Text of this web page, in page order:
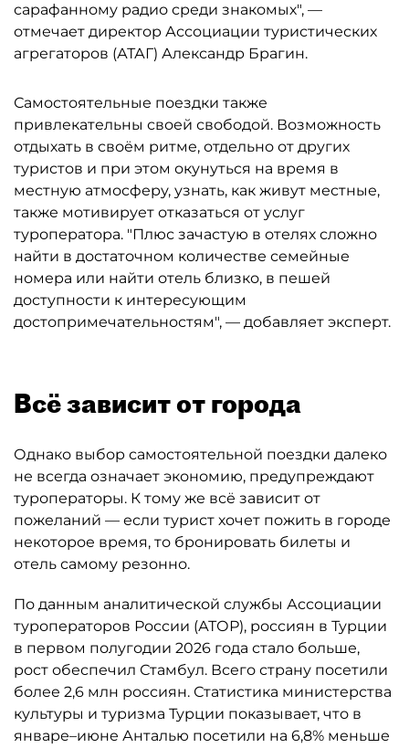
сарафанному радио среди знакомых", —
отмечает директор Ассоциации туристических
агрегаторов (АТАГ) Александр Брагин.
Самостоятельные поездки также
привлекательны своей свободой. Возможность
отдыхать в своём ритме, отдельно от других
туристов и при этом окунуться на время в
местную атмосферу, узнать, как живут местные,
также мотивирует отказаться от услуг
туроператора. "Плюс зачастую в отелях сложно
найти в достаточном количестве семейные
номера или найти отель близко, в пешей
доступности к интересующим
достопримечательностям", — добавляет эксперт.
Всё зависит от города
Однако выбор самостоятельной поездки далеко
не всегда означает экономию, предупреждают
туроператоры. К тому же всё зависит от
пожеланий — если турист хочет пожить в городе
некоторое время, то бронировать билеты и
отель самому резонно.
По данным аналитической службы Ассоциации
туроператоров России (АТОР), россиян в Турции
в первом полугодии 2026 года стало больше,
рост обеспечил Стамбул. Всего страну посетили
более 2,6 млн россиян. Статистика министерства
культуры и туризма Турции показывает, что в
январе–июне Анталью посетили на 6,8% меньше